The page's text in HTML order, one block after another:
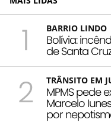
1 BARRIO LINDO
Bolívia:
de Santa
2 TRÂNSITO EM
MPMS pede
Marcelo
por